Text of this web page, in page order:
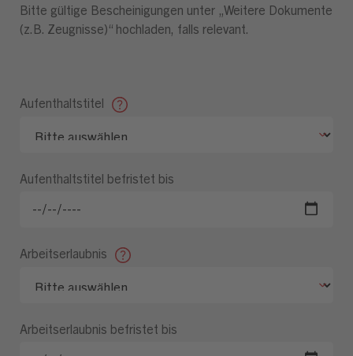
Bitte gültige Bescheinigungen unter „Weitere Dokumente
(z.B. Zeugnisse)“ hochladen, falls relevant.
Aufenthaltstitel
Aufenthaltstitel befristet bis
Arbeitserlaubnis
Arbeitserlaubnis befristet bis